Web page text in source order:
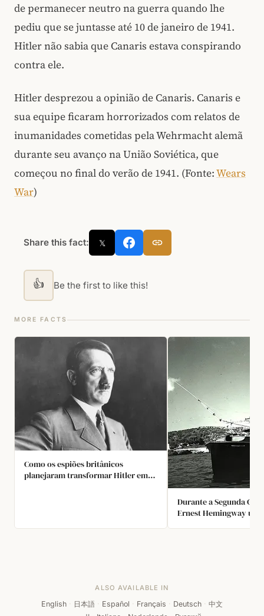
de permanecer neutro na guerra quando lhe
pediu que se juntasse até 10 de janeiro de 1941.
Hitler não sabia que Canaris estava conspirando
contra ele.
Hitler desprezou a opinião de Canaris. Canaris e
sua equipe ficaram horrorizados com relatos de
inumanidades cometidas pela Wehrmacht alemã
durante seu avanço na União Soviética, que
começou no final do verão de 1941. (Fonte:Wears
War)
Share this fact: 𝕏
👍 Be the first to like this!
MORE FACTS
Como os espiões britânicos
planejaram transformar Hitler em
Durante a Segunda
Ernest Hemingway
gasolina ilimitada.
ALSO AVAILABLE IN
English · 日本語 · Español · Français · Deutsch · 中文